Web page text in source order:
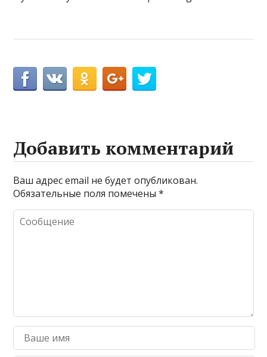
Добавить комментарий
Ваш адрес email не будет опубликован.
Обязательные поля помечены*